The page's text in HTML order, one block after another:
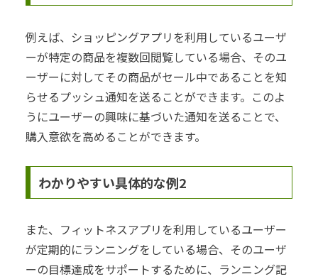
例えば、ショッピングアプリを利用しているユーザ
ーが特定の商品を複数回閲覧している場合、そのユ
ーザーに対してその商品がセール中であることを知
らせるプッシュ通知を送ることができます。このよ
うにユーザーの興味に基づいた通知を送ることで、
購入意欲を高めることができます。
わかりやすい具体的な例2
また、フィットネスアプリを利用しているユーザー
が定期的にランニングをしている場合、そのユーザ
ーの目標達成をサポートするために、ランニング記